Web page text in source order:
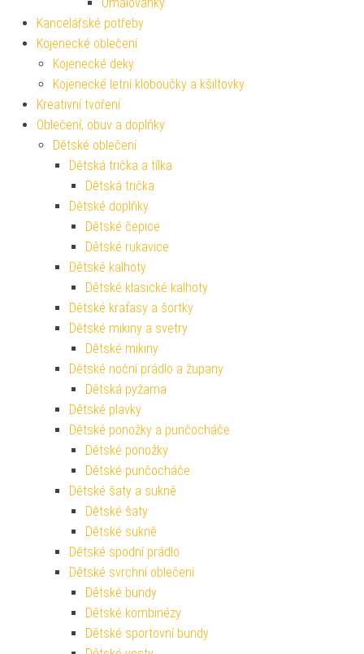
Kancelářské potřeby
Kojenecké oblečení
Kojenecké deky
Kojenecké letní kloboučky a kšiltovky
Kreativní tvoření
Oblečení, obuv a doplňky
Dětské oblečení
Dětská trička a tílka
Dětská trička
Dětské doplňky
Dětské čepice
Dětské rukavice
Dětské kalhoty
Dětské klasické kalhoty
Dětské kraťasy a šortky
Dětské mikiny a svetry
Dětské mikiny
Dětské noční prádlo a župany
Dětská pyžama
Dětské plavky
Dětské ponožky a punčocháče
Dětské ponožky
Dětské punčocháče
Dětské šaty a sukně
Dětské šaty
Dětské sukně
Dětské spodní prádlo
Dětské svrchní oblečení
Dětské bundy
Dětské kombinézy
Dětské sportovní bundy